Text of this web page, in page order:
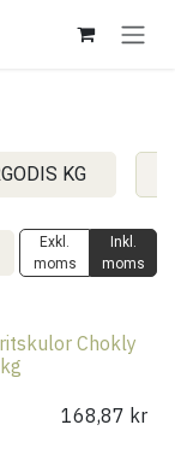
KG
Exkl.
moms
Inkl.
moms
Chokly
168,87 kr